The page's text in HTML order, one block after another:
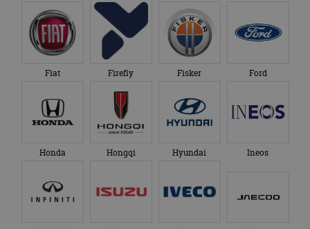
Fiat Firefly Fisker Ford
Honda Hongqi Hyundai Ineos